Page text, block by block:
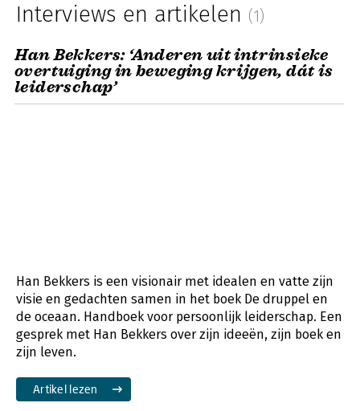
Interviews en artikelen (1)
Han Bekkers: ‘Anderen uit intrinsieke
overtuiging in beweging krijgen, dát is
leiderschap’
Han Bekkers is een visionair met idealen en vatte zijn
visie en gedachten samen in het boek De druppel en
de oceaan. Handboek voor persoonlijk leiderschap. Een
gesprek met Han Bekkers over zijn ideeën, zijn boek en
zijn leven.
Artikel lezen